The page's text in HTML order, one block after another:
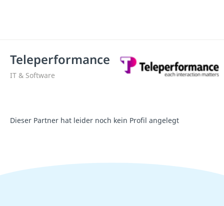
Teleperformance
IT & Software
Dieser Partner hat leider noch kein Profil angelegt